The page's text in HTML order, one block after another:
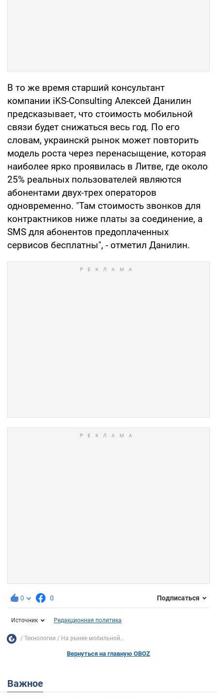
В то же время старший консультант
компании iKS-Consulting Алексей Данилин
предсказывает, что стоимость мобильной
связи будет снижаться весь год. По его
словам, украинскй рынок может повторить
модель роста через перенасыщение, которая
наиболее ярко проявилась в Литве, где около
25% реальных пользователей являются
абонентами двух-трех операторов
одновременно. "Там стоимость звонков для
контрактников ниже платы за соединение, а
SMS для абонентов предоплаченных
сервисов бесплатны", - отметил Данилин.
0 0 Подписаться
Источник Редакционная политика
Технологии На рынке мобильной...
Вернуться на главную OBOZ
Важное